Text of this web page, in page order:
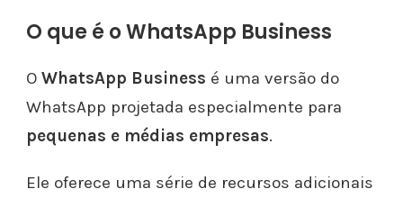
O que é o WhatsApp Business
O WhatsApp Business é uma versão do
WhatsApp projetada especialmente para
pequenas e médias empresas.
Ele oferece uma série de recursos adicionais